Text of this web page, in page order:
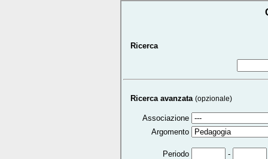
Ricerca
Ricerca avanzata (opzionale)
Associazione
Argomento
Periodo -